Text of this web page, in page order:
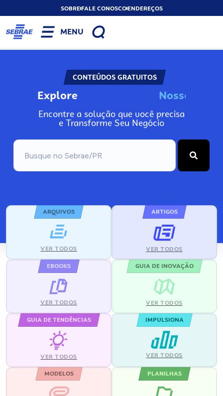
SOBREFALE CONOSCOENDEREÇOS
MENU
CONTEÚDOS GRATUITOS
Explore No
Encontre a solução que você precisa
e Transforme Seu Negócio
ARQUIVOS
VER TODOS
ARTIGOS
VER TODOS
EBOOKS
VER TODOS
GUIA DE INOVAÇÃO
VER TODOS
GUIA DE TENDÊNCIAS
VER TODOS
IMPULSIONA
VER TODOS
MODELOS PLANILHAS